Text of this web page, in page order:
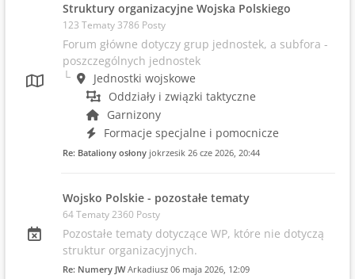
Struktury organizacyjne Wojska Polskiego
123 Tematy 3786 Posty
Forum główne dotyczy grup jednostek, a subfora -
poszczególnych jednostek
Jednostki wojskowe
Oddziały i związki taktyczne
Garnizony
Formacje specjalne i pomocnicze
Re: Bataliony osłony jokrzesik 26 cze 2026, 20:44
Wojsko Polskie - pozostałe tematy
64 Tematy 2360 Posty
Pozostałe tematy dotyczące WP, które nie dotyczą
struktur organizacyjnych.
Re: Numery JW Arkadiusz 06 maja 2026, 12:09